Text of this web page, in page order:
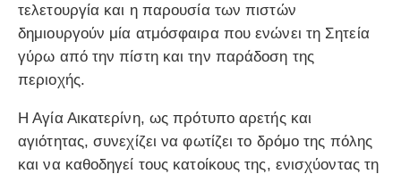
τελετουργία και η παρουσία των πιστών
δημιουργούν μία ατμόσφαιρα που ενώνει τη Σητεία
γύρω από την πίστη και την παράδοση της
περιοχής.
Η Αγία Αικατερίνη, ως πρότυπο αρετής και
αγιότητας, συνεχίζει να φωτίζει το δρόμο της πόλης
και να καθοδηγεί τους κατοίκους της, ενισχύοντας τη